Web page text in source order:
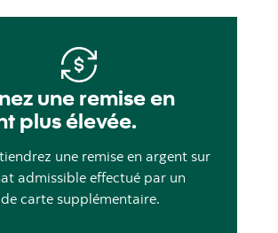
une remise en
plus élevée.
une remise en argent sur
admissible effectué par un
carte supplémentaire.